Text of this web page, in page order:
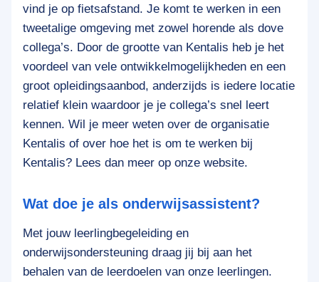
vind je op fietsafstand. Je komt te werken in een
tweetalige omgeving met zowel horende als dove
collega’s. Door de grootte van Kentalis heb je het
voordeel van vele ontwikkelmogelijkheden en een
groot opleidingsaanbod, anderzijds is iedere locatie
relatief klein waardoor je je collega’s snel leert
kennen. Wil je meer weten over de organisatie
Kentalis of over hoe het is om te werken bij
Kentalis? Lees dan meer op onze website.
Wat doe je als onderwijsassistent?
Met jouw leerlingbegeleiding en
onderwijsondersteuning draag jij bij aan het
behalen van de leerdoelen van onze leerlingen.